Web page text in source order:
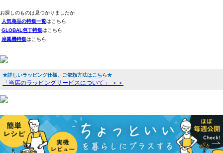
お探しのものは見つかりましたか
人気商品の特集一覧はこちら
GLOBAL包丁特集はこちら
扇風機特集はこちら
★詳しいラッピング仕様、ご依頼方法はこちら★
「当店のラッピングサービスについて」 ＞＞